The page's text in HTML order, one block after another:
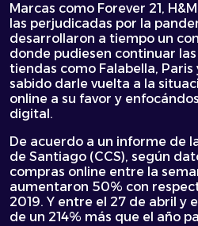
Marcas como Forever 21,
las perjudicadas por la
desarrollaron a tiempo un
donde pudiesen continuar
tiendas como Falabella, Paris
sabido darle vuelta a la
online a su favor y
digital.
De acuerdo a un informe de
de Santiago (CCS), según
compras online entre la
aumentaron 50% con
2019. Y entre el 27 de abril y
de un 214% más que el año